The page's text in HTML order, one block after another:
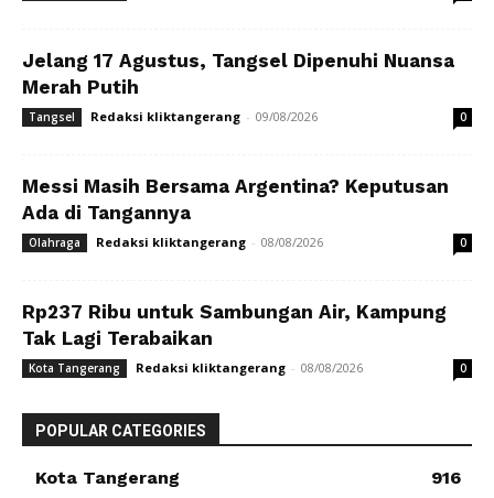
Jelang 17 Agustus, Tangsel Dipenuhi Nuansa
Merah Putih
Tangsel Redaksi kliktangerang - 09/08/2026 0
Messi Masih Bersama Argentina? Keputusan
Ada di Tangannya
Olahraga Redaksi kliktangerang - 08/08/2026 0
Rp237 Ribu untuk Sambungan Air, Kampung
Tak Lagi Terabaikan
Kota Tangerang Redaksi kliktangerang - 08/08/2026 0
POPULAR CATEGORIES
Kota Tangerang
916